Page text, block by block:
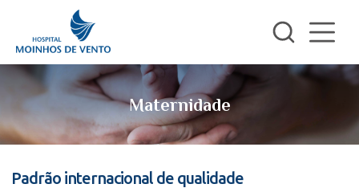
Maternidade
Padrão internacional de qualidade